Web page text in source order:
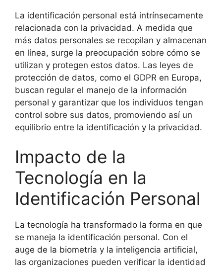
La identificación personal está intrínsecamente
relacionada con la privacidad. A medida que
más datos personales se recopilan y almacenan
en línea, surge la preocupación sobre cómo se
utilizan y protegen estos datos. Las leyes de
protección de datos, como el GDPR en Europa,
buscan regular el manejo de la información
personal y garantizar que los individuos tengan
control sobre sus datos, promoviendo así un
equilibrio entre la identificación y la privacidad.
Impacto de la
Tecnología en la
Identificación Personal
La tecnología ha transformado la forma en que
se maneja la identificación personal. Con el
auge de la biometría y la inteligencia artificial,
las organizaciones pueden verificar la identidad